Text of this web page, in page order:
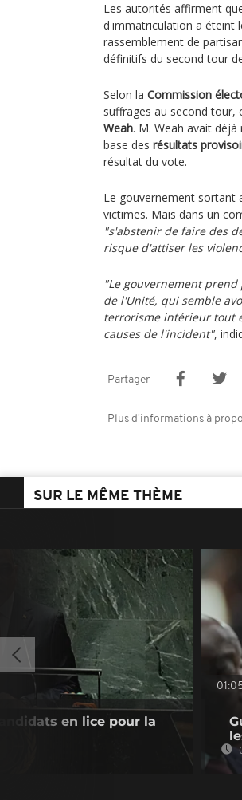
Les autorités affirment
d'immatriculation a éteint
rassemblement de
définitifs du second tour
Selon la Commission
suffrages au second tour,
Weah. M. Weah avait
base des résultats
résultat du vote.
Le gouvernement sortant
victimes. Mais dans un
"s'abstenir de faire des
risque d'attiser les
"Le gouvernement
de l'Unité, qui semble
terrorisme intérieur tout
causes de l'incident",
Partager
Plus d'informations à
SUR LE MÊME THÈME
en lice pour la